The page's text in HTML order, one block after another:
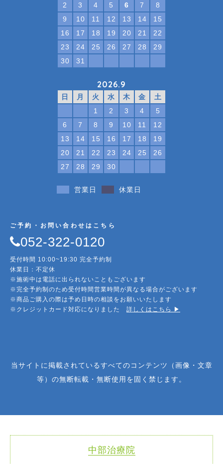
2
3 4 5 6 7
8
9
10 11 12 13 14
15
16
17 18 19 20 21
22
23
24 25 26 27 28
29
30
31
2026.9
日 月 火 水 木 金
土
1
2 3 4
5
6
7 8 9 10 11
12
13
14 15 16 17 18
19
20
21 22 23 24 25
26
27
28 29 30
営業日 休業日
ご予約・お問い合わせはこちら
052-322-0120
受付時間 10:00~19:30 完全予約制
休業日：不定休
※施術中は電話に出られないこともございます
※完全予約制のため受付時間営業時間が異なる場合がございます
※商品ご購入の際は予め日時の相談をお願いいたします
※クレジットカード対応になりました 詳しくはこちら ▶︎
当サイトに掲載されているすべてのコンテンツ（画像・文章
等）の無断転載・無断使用を固く禁じます。
中部治療院